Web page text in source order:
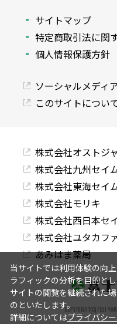
サイトマップ
特定商取引法に関
個人情報保護方針
ソーシャルメディ
このサイトについ
株式会社オストジ
株式会社九州セイ
株式会社東海セイ
株式会社モリキ
株式会社西日本セ
株式会社ユタカフ
あみはま薬局
COPYRIGHT(C) FUJI
当サイトでは利用体験の向
ラフィックの分析を目的と
サイトの閲覧を継続された
のといたします。
詳細についてはプライバシ